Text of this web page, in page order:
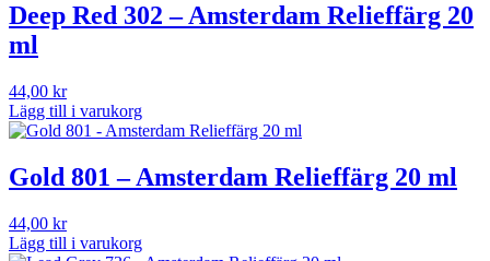
Deep Red 302 – Amsterdam Relieffärg 20
ml
44,00 kr
Lägg till i varukorg
Gold 801 – Amsterdam Relieffärg 20 ml
44,00 kr
Lägg till i varukorg